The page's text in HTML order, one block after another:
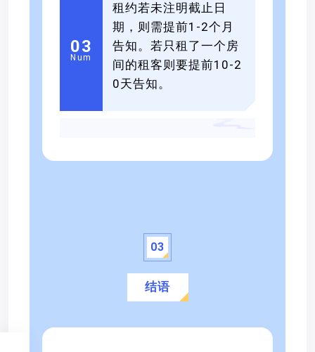
03
Num
租约若未注明截止日
期，则需提前1-2个月
告知。若只租了一个房
间的租客则要提前10-2
0天告知。
03
结语